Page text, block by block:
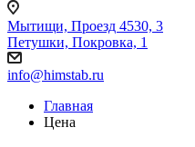
Мытищи, Проезд 4530, 3
Петушки, Покровка, 1
info@himstab.ru
Главная
Цена